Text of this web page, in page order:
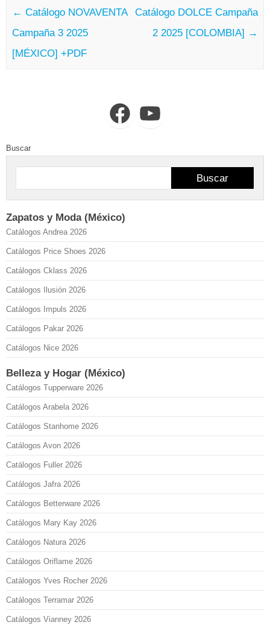
← Catálogo NOVAVENTA
Campaña 3 2025
[MÉXICO] +PDF
Catálogo DOLCE Campaña
2 2025 [COLOMBIA] →
FacebookYouTube
Buscar
Buscar
Zapatos y Moda (México)
Catálogos Andrea 2026
Catálogos Price Shoes 2026
Catálogos Cklass 2026
Catálogos Ilusión 2026
Catálogos Impuls 2026
Catálogos Pakar 2026
Catálogos Nice 2026
Belleza y Hogar (México)
Catálogos Tupperware 2026
Catálogos Arabela 2026
Catálogos Stanhome 2026
Catálogos Avon 2026
Catálogos Fuller 2026
Catálogos Jafra 2026
Catálogos Betterware 2026
Catálogos Mary Kay 2026
Catálogos Natura 2026
Catálogos Oriflame 2026
Catálogos Yves Rocher 2026
Catálogos Terramar 2026
Catálogos Vianney 2026